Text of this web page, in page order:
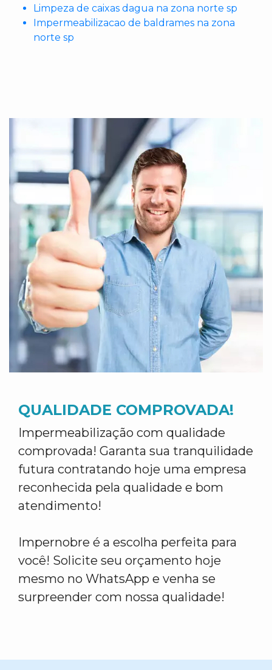
Limpeza de caixas dagua na zona norte sp
Impermeabilizacao de baldrames na zona
norte sp
QUALIDADE COMPROVADA!
Impermeabilização com qualidade
comprovada! Garanta sua tranquilidade
futura contratando hoje uma empresa
reconhecida pela qualidade e bom
atendimento!
Impernobre é a escolha perfeita para
você! Solicite seu orçamento hoje
mesmo no WhatsApp e venha se
surpreender com nossa qualidade!